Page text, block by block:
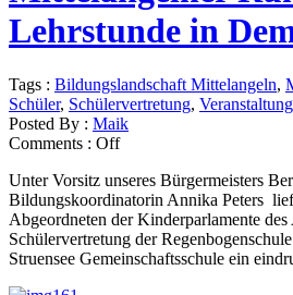
Lehrstunde in
Tags : Bildungslandschaft Mittelangeln,
Schüler, Schülervertretung, Veranstaltung
Posted By : Maik
Comments : Off
Unter Vorsitz unseres Bürgermeisters
Bildungskoordinatorin Annika Peters
Abgeordneten der Kinderparlamente
Schülervertretung der
Struensee Gemeinschaftsschule ein